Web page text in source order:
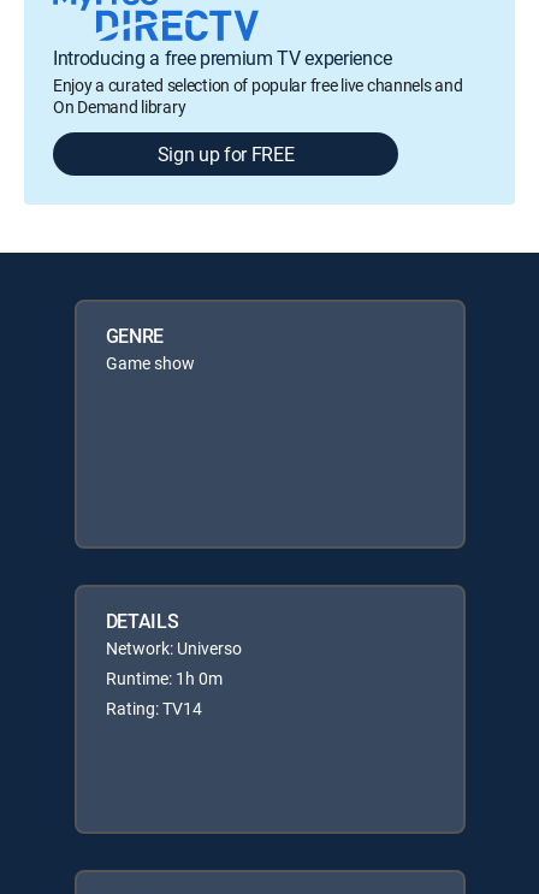
Introducing a free premium TV experience
Enjoy a curated selection of popular free live channels and
On Demand library
Sign up for FREE
GENRE
Game show
DETAILS
Network: Universo
Runtime: 1h 0m
Rating: TV14